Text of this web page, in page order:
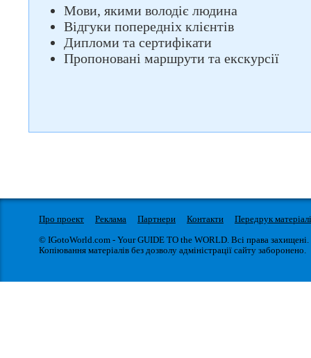
Мови, якими володіє людина
Відгуки попередніх клієнтів
Дипломи та сертифікати
Пропоновані маршрути та екскурсії
Про проект Реклама Партнери Контакти
Передрук
© IGotoWorld.com - Your GUIDE TO the WORLD. Всі права захищені.
Копіювання матеріалів без дозволу адміністрації сайту заборонено.